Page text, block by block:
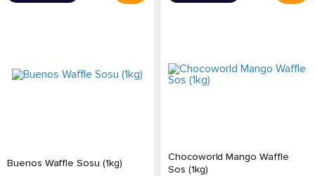
Buenos Waffle Sosu (1kg)
Chocoworld Mango Waffle
Sos (1kg)